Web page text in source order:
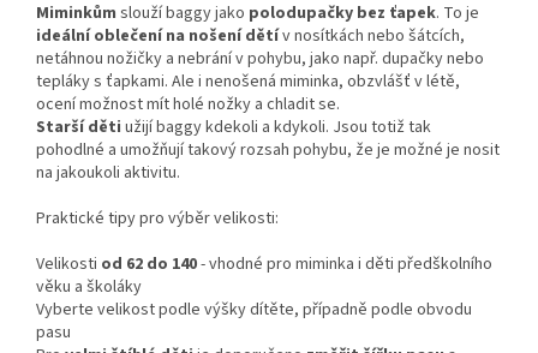
Miminkům slouží baggy jako polodupačky bez ťapek. To je
ideální oblečení na nošení dětív nosítkách nebo šátcích,
netáhnou nožičky a nebrání v pohybu, jako např. dupačky nebo
tepláky s ťapkami. Ale i nenošená miminka, obzvlášť v létě,
ocení možnost mít holé nožky a chladit se.
Starší děti užijí baggy kdekoli a kdykoli. Jsou totiž tak
pohodlné a umožňují takový rozsah pohybu, že je možné je nosit
na jakoukoli aktivitu.
Praktické tipy pro výběr velikosti:
Velikosti od 62 do 140- vhodné pro miminka i děti předškolního
věku a školáky
Vyberte velikost podle výšky dítěte, případně podle obvodu
pasu